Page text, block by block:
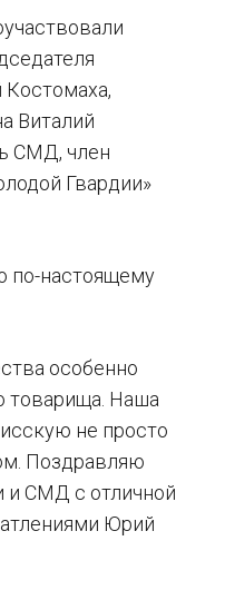
Виталий
СМД, член
Гвардии»
по-настоящему
особенно
товарища. Наша
не просто
Поздравляю
и СМД с отличной
Юрий